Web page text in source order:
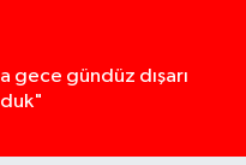
gece gündüz dışarı